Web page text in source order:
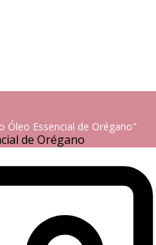
Óleo Essencial de Orégano"
de Orégano